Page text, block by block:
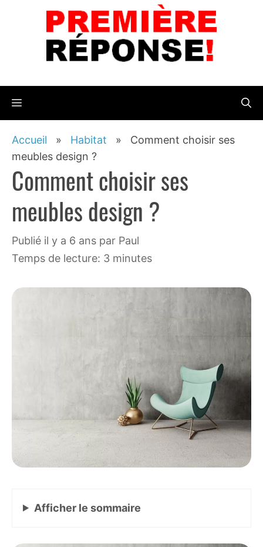
Menu
Accueil » Habitat » Comment choisir ses
meubles design ?
Comment choisir ses
meubles design ?
publié il y a 6 ans par Paul
Temps de lecture: 3 minutes
Afficher le sommaire